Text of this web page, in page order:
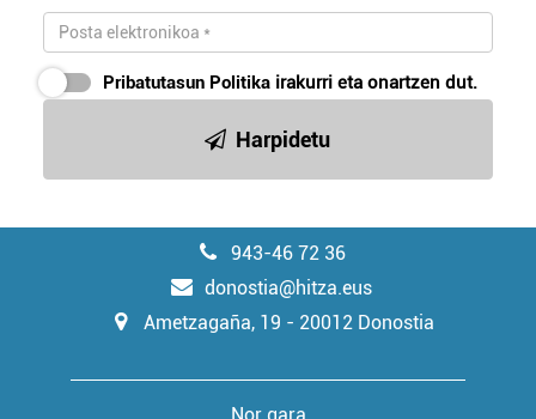
Pribatutasun Politika irakurri eta onartzen dut.
Harpidetu
943-46 72 36
donostia@hitza.eus
Ametzagaña, 19 - 20012 Donostia